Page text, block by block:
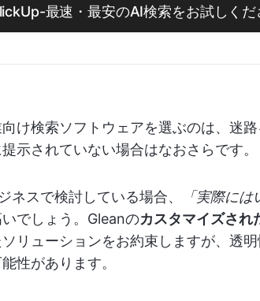
最速・最安のAI検索をお試しくだ
け検索ソフトウェアを選ぶのは、迷
示されていない場合はなおさらです。
ネスで検討している場合、 「実際に
でしょう。Gleanのカスタマイズされ
ソリューションをお約束しますが、透
性があります。